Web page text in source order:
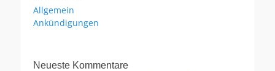
Allgemein
Ankündigungen
Neueste Kommentare